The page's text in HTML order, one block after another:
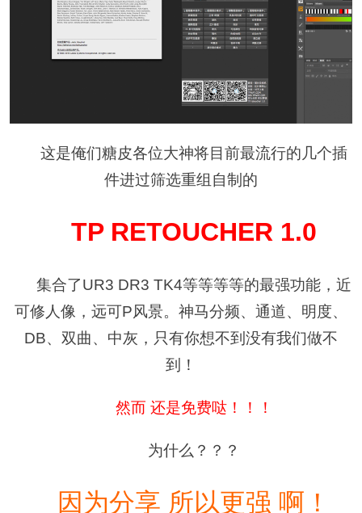
这是俺们糖皮各位大神将目前最流行的几个插
件进过筛选重组自制的
TP RETOUCHER 1.0
集合了UR3 DR3 TK4等等等等的最强功能，近
可修人像，远可P风景。神马分频、通道、明度、
DB、双曲、中灰，只有你想不到没有我们做不
到！
然而 还是免费哒！！！
为什么？？？
因为分享 所以更强 啊！